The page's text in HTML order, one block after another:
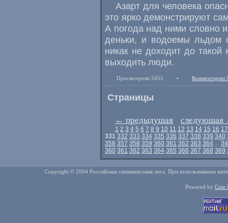
Азарт для человека
это ярко демонстрируют
А погода над ними словно
деньки, и водоемы льдом
никак не доходит до такой
выходить люди.
Просмотрели 5455 • Комментарии
Страницы
← предыдущая следующая
1 2 3 4 5 6 7 8 9 10 11 12 13 14 15 16 17
331 332 333 334 335 336 337 338 339 340
356 357 358 359 360 361 362 363 364 ...
360 361 362 363 364 365 366 367 368 369
Copyright © 2004 Российская спиннинговая лига. При использовании
Powered by Cute